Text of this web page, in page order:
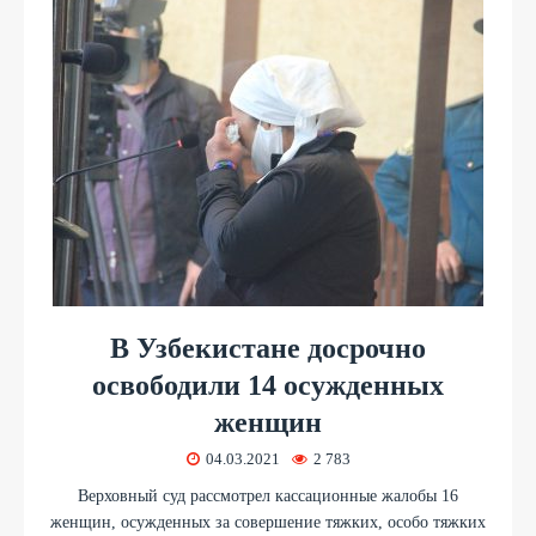
В Узбекистане досрочно
освободили 14 осужденных
женщин
04.03.2021 2 783
Верховный суд рассмотрел кассационные жалобы 16
женщин, осужденных за совершение тяжких, особо тяжких